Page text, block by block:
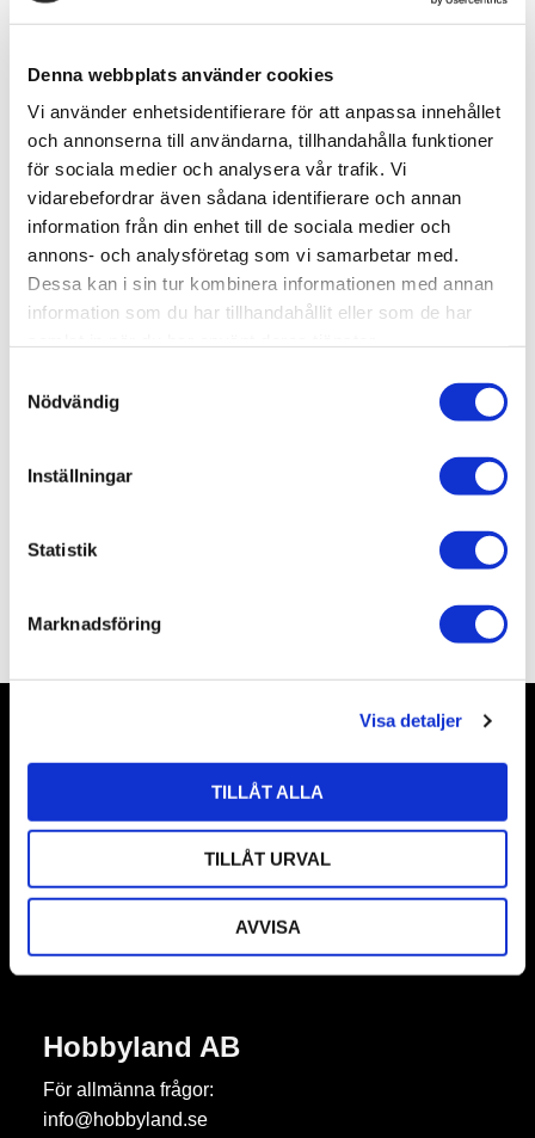
Denna webbplats använder cookies
Vi använder enhetsidentifierare för att anpassa innehållet
och annonserna till användarna, tillhandahålla funktioner
för sociala medier och analysera vår trafik. Vi
vidarebefordrar även sådana identifierare och annan
information från din enhet till de sociala medier och
annons- och analysföretag som vi samarbetar med.
Dessa kan i sin tur kombinera informationen med annan
information som du har tillhandahållit eller som de har
Nödvändig
Inställningar
Statistik
Marknadsföring
Visa detaljer
TILLÅT ALLA
TILLÅT URVAL
AVVISA
Lagerstatus
Beställningsvara
Artikelnr
AMIG4524
Leveranstid
ca 2-4 veckor efter beställning
Allmänt
Nyhetsbrev
Prenumerera
Dina personuppgifter behandlas i enlighet med vår
Hobbyland AB
För allmänna frågor:
info@hobbyland.se